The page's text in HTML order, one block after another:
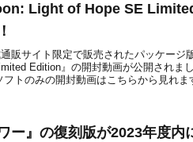
Light of Hope SE
販サイト限定で販売されたパッケージ
Edition』の開封動画が公開されま
フトのみの開封動画はこちらから見れま
ー』の復刻版が2023年度内